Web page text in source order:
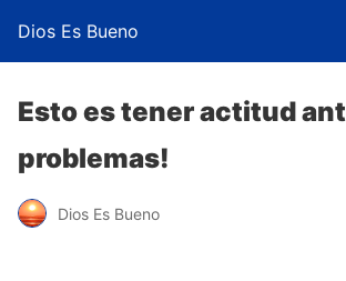
Dios Es Bueno
Esto es tener actitud
problemas!
Dios Es Bueno